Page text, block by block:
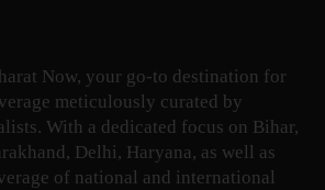
Now, your go-to destination for
meticulously curated by
With a dedicated focus on Bihar,
Delhi, Haryana, as well as
of national and international